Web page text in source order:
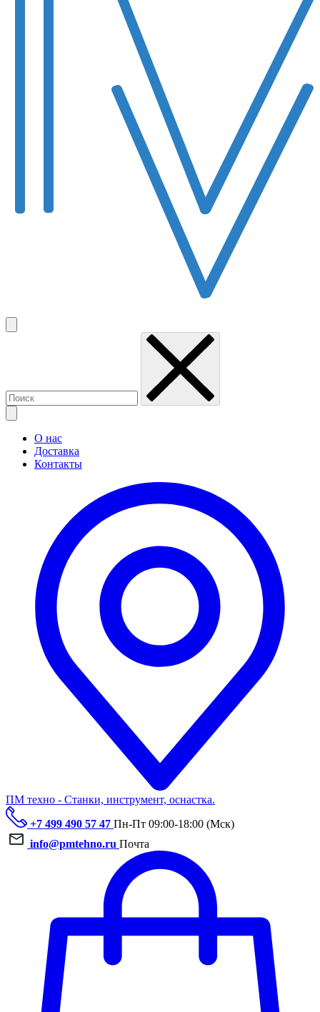
О нас
Доставка
Контакты
ПМ техно - Станки, инструмент, оснастка.
+7 499 490 57 47 Пн-Пт 09:00-18:00 (Мск)
info@pmtehno.ru Почта